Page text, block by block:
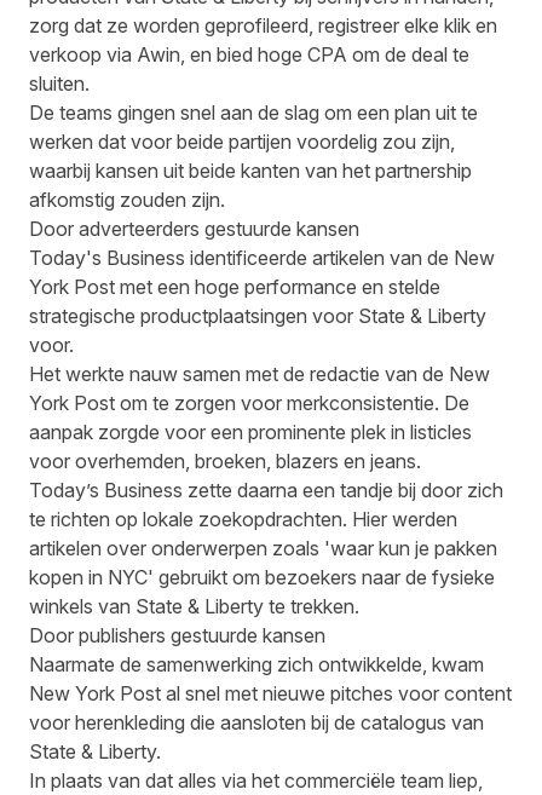
zorg dat ze worden geprofileerd, registreer elke klik en
verkoop via Awin, en bied hoge CPA om de deal te
sluiten.
De teams gingen snel aan de slag om een plan uit te
werken dat voor beide partijen voordelig zou zijn,
waarbij kansen uit beide kanten van het partnership
afkomstig zouden zijn.
Door adverteerders gestuurde kansen
Today's Business identificeerde artikelen van de New
York Post met een hoge performance en stelde
strategische productplaatsingen voor State & Liberty
voor.
Het werkte nauw samen met de redactie van de New
York Post om te zorgen voor merkconsistentie. De
aanpak zorgde voor een prominente plek in listicles
voor overhemden, broeken, blazers en jeans.
Today’s Business zette daarna een tandje bij door zich
te richten op lokale zoekopdrachten. Hier werden
artikelen over onderwerpen zoals 'waar kun je pakken
kopen in NYC' gebruikt om bezoekers naar de fysieke
winkels van State & Liberty te trekken.
Door publishers gestuurde kansen
Naarmate de samenwerking zich ontwikkelde, kwam
New York Post al snel met nieuwe pitches voor content
voor herenkleding die aansloten bij de catalogus van
State & Liberty.
In plaats van dat alles via het commerciële team liep,